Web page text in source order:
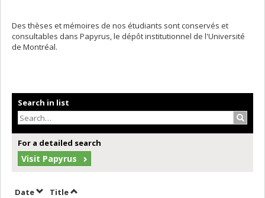
Des thèses et mémoires de nos étudiants sont conservés et
consultables dans Papyrus, le dépôt institutionnel de l'Université
de Montréal.
Search in list
For a detailed search
Visit Papyrus
DateSort by date in descending order
TitleSort by title in descending order